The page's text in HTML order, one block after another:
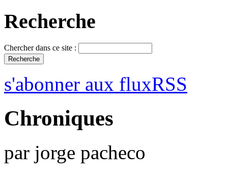
Recherche
Chercher dans ce site :
s'abonner aux fluxRSS
Chroniques
par jorge pacheco